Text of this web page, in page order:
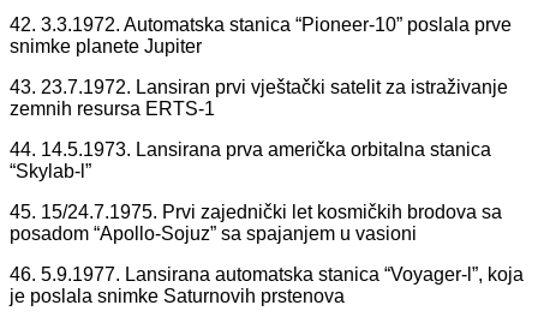
42. 3.3.1972. Automatska stanica “Pioneer-10” poslala prve
snimke planete Jupiter
43. 23.7.1972. Lansiran prvi vještački satelit za istraživanje
zemnih resursa ERTS-1
44. 14.5.1973. Lansirana prva američka orbitalna stanica
“Skylab-l”
45. 15/24.7.1975. Prvi zajednički let kosmičkih brodova sa
posadom “Apollo-Sojuz” sa spajanjem u vasioni
46. 5.9.1977. Lansirana automatska stanica “Voyager-l”, koja
je poslala snimke Saturnovih prstenova